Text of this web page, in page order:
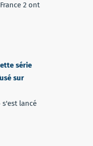
2 ont
série
sur
lancé